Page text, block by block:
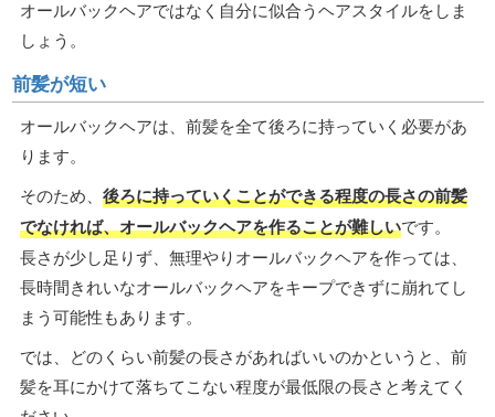
オールバックヘアではなく自分に似合うヘアスタイルをしま
しょう。
前髪が短い
オールバックヘアは、前髪を全て後ろに持っていく必要があ
ります。
そのため、 後ろに持っていくことができる程度の長さの前髪
でなければ、オールバックヘアを作ることが難しいです。
長さが少し足りず、無理やりオールバックヘアを作っては、
長時間きれいなオールバックヘアをキープできずに崩れてし
まう可能性もあります。
では、どのくらい前髪の長さがあればいいのかというと、前
髪を耳にかけて落ちてこない程度が最低限の長さと考えてく